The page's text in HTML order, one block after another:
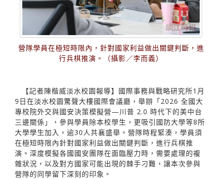
營隊學員在極短時限內，針對國家利益做出關鍵判斷，進
行兵棋推演。（攝影／李而義）
【記者陳楷威淡水校園報導】國際事務與戰略研究所1月
9日在淡水校園驚聲大樓國際會議廳，舉辦「2026 全國大
專校院外交與國安決策模擬營—川普 2.0 時代下的美中台
三邊關係」，參與學員除本校學生，更吸引國防大學等8所
大學學生加入，逾30人共襄盛舉。營隊時程緊湊，學員須
在極短時限內針對國家利益做出關鍵判斷，進行兵棋推
演。深度模擬各國國安團隊在面臨壓力時，需要處理的複
雜狀況，以及對方國家可能出現的棘手刁難，讓本次參與
營隊的同學留下深刻的印象。